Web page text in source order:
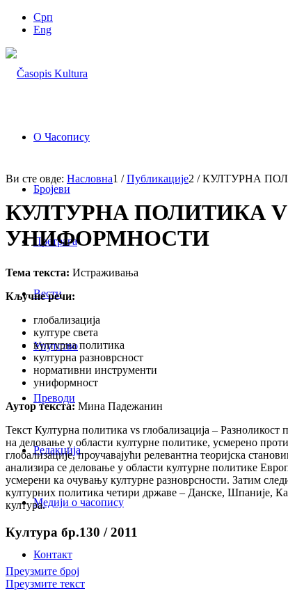
Срп
Eng
О Часопису
Бројеви
Претрага
Вести
Упутство
Преводи
Редакција
Медији о часопису
Контакт
Ви сте овде: Насловна1 / Публикације2 / КУЛТУРНА
КУЛТУРНА ПОЛИТИКА
УНИФОРМНОСТИ
Тема текста: Истраживања
Кључне речи:
глобализација
културе света
културна политика
културна разноврсност
нормативни инструменти
униформност
Аутор текста: Мина Падежанин
Текст Културна политика vs глобализација –
на деловање у области културне политике, усмерено
глобализације, проучавајући релевантна теоријска
анализира се деловање у области културне политике
усмерени ка очувању културне разноврсности. Затим
културних политика четири државе – Данске, Шпаније,
култура.
Култура бр.130 / 2011
Преузмите број
Преузмите текст